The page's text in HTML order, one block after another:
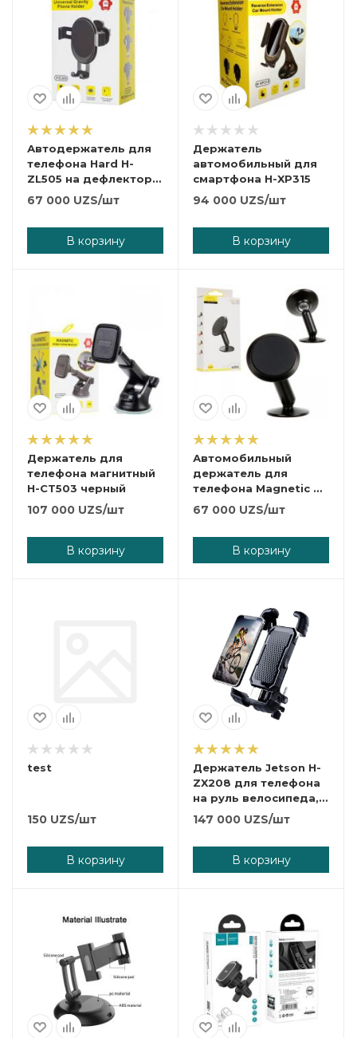
Автодержатель для
телефона Hard H-
ZL505 на дефлектор
(на зажиме) Чёрный
67 000 UZS/шт
В корзину
Держатель
автомобильный для
смартфона H-XP315
94 000 UZS/шт
В корзину
Держатель для
телефона магнитный
H-CT503 черный
107 000 UZS/шт
В корзину
Автомобильный
держатель для
телефона Magnetic H-
CT313 Black
67 000 UZS/шт
В корзину
test
150 UZS/шт
В корзину
Держатель Jetson H-
ZX208 для телефона
на руль велосипеда,
мотоцикла, скутера,
самоката, коляски
147 000 UZS/шт
В корзину